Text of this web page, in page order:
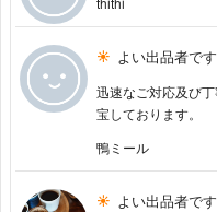
よい出品者です
迅速なご対応及び
宝しております。
鴨ミール
よい出品者です